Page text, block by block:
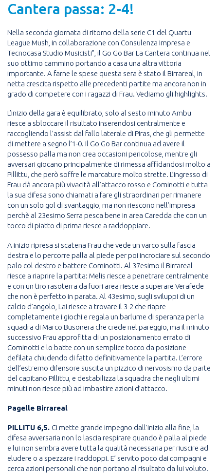
Cantera passa: 2-4!
Nella seconda giornata di ritorno della serie C1 del Quartu
League Mush, in collaborazione con Consulenza Impresa e
Tecnocasa Studio Musicisti”, il Go Go Bar La Cantera continua nel
suo ottimo cammino portando a casa una altra vittoria
importante. A farne le spese questa sera è stato il Birrareal, in
netta crescita rispetto alle precedenti partite ma ancora non in
grado di competere con i ragazzi di Frau. Vediamo gli highlights.
L’inizio della gara è equilibrato, solo al sesto minuto Ambu
riesce a sbloccare il risultato inserendosi centralmente e
raccogliendo l’assist dal fallo laterale di Piras, che gli permette
di mettere a segno l’1-0. Il Go Go Bar continua ad avere il
possesso palla ma non crea occasioni pericolose, mentre gli
avversari giocano principalmente di rimessa affidandosi molto a
Pillittu, che però soffre le marcature molto strette. L’ingresso di
Frau dà ancora più vivacità all’attacco rosso e Cominotti e tutta
la sua difesa sono chiamati a fare gli straordinari per rimanere
con un solo gol di svantaggio, ma non riescono nell’impresa
perchè al 23esimo Serra pesca bene in area Caredda che con un
tocco di piatto di prima riesce a raddoppiare.
A inizio ripresa si scatena Frau che vede un varco sulla fascia
destra e lo percorre palla al piede per poi incrociare sul secondo
palo col destro e battere Cominotti. Al 37esimo il Birrareal
riesce a riaprire la partita: Melis riesce a penetrare centralmente
e con un tiro rasoterra da fuori area riesce a superare Verafede
che non è perfetto in parata. Al 43esimo, sugli sviluppi di un
calcio d’angolo, Lai riesce a trovare il 3-2 che riapre
completamente i giochi e regala un barlume di speranza per la
squadra di Marco Busonera che crede nel pareggio, ma il minuto
successivo Frau approfitta di un posizionamento errato di
Cominotti e lo batte con un semplice tocco da posizione
defilata chiudendo di fatto definitivamente la partita. L’errore
dell’estremo difensore suscita un pizzico di nervosismo da parte
del capitano Pillittu, e destabilizza la squadra che negli ultimi
minuti non riesce più ad imbastire azioni d’attacco.
Pagelle Birrareal
PILLITU 6,5. Ci mette grande impegno dall’inizio alla fine, la
difesa avversaria non lo lascia respirare quando è palla al piede
e lui non sembra avere tutta la qualità necessaria per riuscire ad
eludere o a spezzare i raddoppi. E’ servito poco dai compagni e
cerca azioni personali che non portano al risultato da lui voluto.